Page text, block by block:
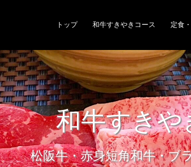
トップ 和牛すきやきコース 定食
和牛すきや
松阪牛・赤身短角和牛・ブ